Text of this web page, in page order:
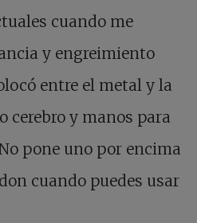
cuando me
y engreimiento
entre el metal y la
cerebro y manos para
pone uno por encima
cuando puedes usar